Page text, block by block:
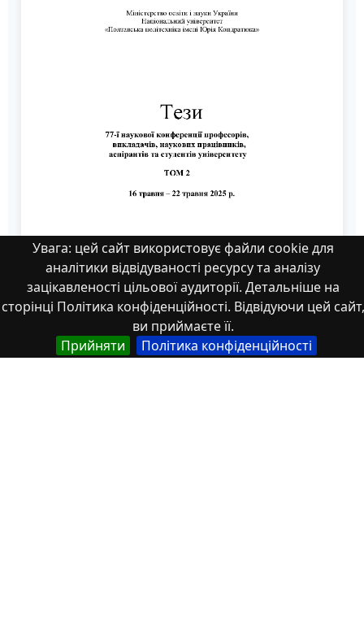
Увага: цей сайт використовує файли cookie для
аналітики відвідуваності ресурсу та аналізу
зацікавленості цільової аудиторії. Детальніше на
сторінці Політика конфіденційності. Відвідуючи цей сайт,
ви приймаєте її.
Прийняти
Політика конфіденційності